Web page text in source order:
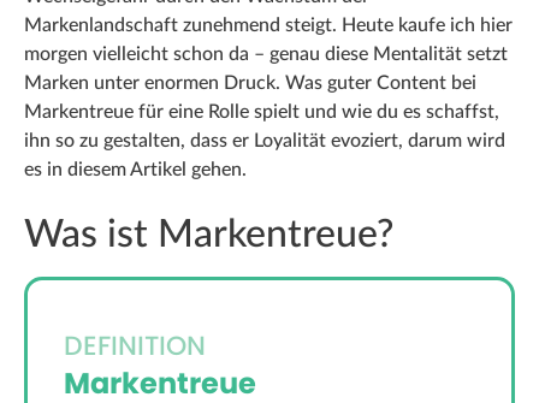
Markenlandschaft zunehmend steigt. Heute kaufe ich hier
morgen vielleicht schon da – genau diese Mentalität setzt
Marken unter enormen Druck. Was guter Content bei
Markentreue für eine Rolle spielt und wie du es schaffst,
ihn so zu gestalten, dass er Loyalität evoziert, darum wird
es in diesem Artikel gehen.
Was ist Markentreue?
DEFINITION
Markentreue